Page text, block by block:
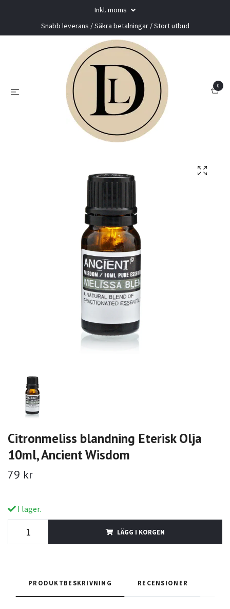
Inkl. moms
Snabb leverans / Säkra betalningar / Stort utbud
0
Citronmeliss blandning Eterisk Olja
10ml, Ancient Wisdom
79 kr
I lager.
LÄGG I KORGEN
PRODUKTBESKRIVNING RECENSIONER